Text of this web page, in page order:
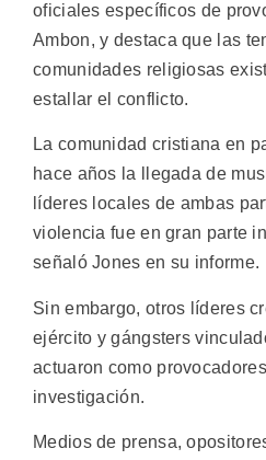
oficiales específicos de
Ambon, y destaca que las
comunidades religiosas
estallar el conflicto.
La comunidad cristiana en
hace años la llegada de
líderes locales de ambas
violencia fue en gran parte
señaló Jones en su informe.
Sin embargo, otros líderes
ejército y gángsters
actuaron como
investigación.
Medios de prensa,